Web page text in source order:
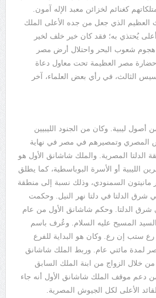
كغنائم لخزائن معبد الإله آمون.
العظيم الذي جعل من جده الأعلى الملك
يُحتذي به؛ فقد كان خير خلف لخير
شعوب البحر واحتلال أرض مصر
حضارة مصر العظيمة تحت معاول دعاة
الثالث، في رأي بعض العلماء، آخر
أصول ليبية. وكان من الجنود الليبيين
المصري وتمصيرهم في مصر في نهاية
الدلتا المصرية. والملك شاشانق الأول هو
الليبية أو الأسرة البوباسطية، كما يطلق
مانيتون السمنودي، وذلك نسبة إلى منطقة
شرق الدلتا في دلتا نهر النيل. وحكمت
الدلتا. وحكم شاشانق الأول من عام
قبل ميلاد السيد المسيح عليه السلام. وعُرف باسم
ستب إن رع. وكان هو البداية للفرع
لمدة مائتي عام. وربط الملك شاشانق
خلال الزواج من ابنة الملك السابق
دعم موقف الملك شاشانق الأول أنه جاء
الأعلى لكل الجيوش المصرية.